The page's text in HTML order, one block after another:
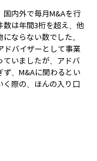
国内外で毎月M&Aを行
数は年間3桁を超え、他
ならない数でした。
ドバイザーとして事業
ていましたが、アドバ
、M&Aに関わるとい
く際の、ほんの入り口